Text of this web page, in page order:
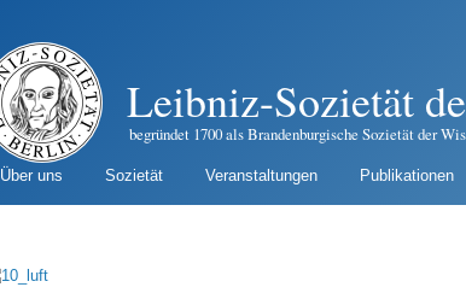
Leibniz-Sozietät
begründet 1700 als Brandenburgische Sozietät der
Über uns Sozietät Veranstaltungen Publikationen